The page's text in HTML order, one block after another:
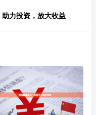
力投资，放大收益